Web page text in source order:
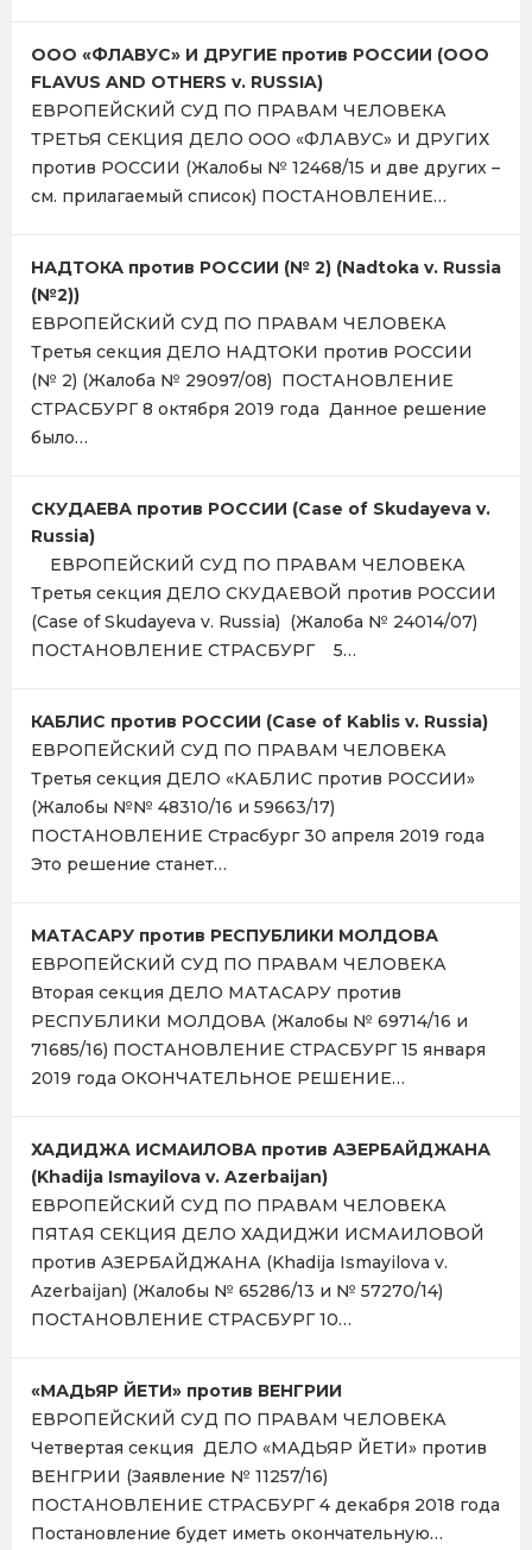
OOO «ФЛАВУС» И ДРУГИЕ против РОССИИ (OOO
FLAVUS AND OTHERS v. RUSSIA)
ЕВРОПЕЙСКИЙ СУД ПО ПРАВАМ ЧЕЛОВЕКА
ТРЕТЬЯ СЕКЦИЯ ДЕЛО OOO «ФЛАВУС» И ДРУГИХ
против РОССИИ (Жалобы № 12468/15 и две других –
см. прилагаемый список) ПОСТАНОВЛЕНИЕ…
НАДТОКА против РОССИИ (№ 2) (Nadtoka v. Russia
(№2))
ЕВРОПЕЙСКИЙ СУД ПО ПРАВАМ ЧЕЛОВЕКА
Третья секция ДЕЛО НАДТОКИ против РОССИИ
(№ 2) (Жалоба № 29097/08) ПОСТАНОВЛЕНИЕ
СТРАСБУРГ 8 октября 2019 года Данное решение
было…
СКУДАЕВА против РОССИИ (Case of Skudayeva v.
Russia)
ЕВРОПЕЙСКИЙ СУД ПО ПРАВАМ ЧЕЛОВЕКА
Третья секция ДЕЛО СКУДАЕВОЙ против РОССИИ
(Case of Skudayeva v. Russia) (Жалоба № 24014/07)
ПОСТАНОВЛЕНИЕ СТРАСБУРГ 5…
КАБЛИС против РОССИИ (Case of Kablis v. Russia)
ЕВРОПЕЙСКИЙ СУД ПО ПРАВАМ ЧЕЛОВЕКА
Третья секция ДЕЛО «КАБЛИС против РОССИИ»
(Жалобы №№ 48310/16 и 59663/17)
ПОСТАНОВЛЕНИЕ Страсбург 30 апреля 2019 года
Это решение станет…
МАТАСАРУ против РЕСПУБЛИКИ МОЛДОВА
ЕВРОПЕЙСКИЙ СУД ПО ПРАВАМ ЧЕЛОВЕКА
Вторая секция ДЕЛО МАТАСАРУ против
РЕСПУБЛИКИ МОЛДОВА (Жалобы № 69714/16 и
71685/16) ПОСТАНОВЛЕНИЕ СТРАСБУРГ 15 января
2019 года ОКОНЧАТЕЛЬНОЕ РЕШЕНИЕ…
ХАДИДЖA ИСМАИЛОВА против АЗЕРБАЙДЖАНА
(Khadija Ismayilova v. Azerbaijan)
ЕВРОПЕЙСКИЙ СУД ПО ПРАВАМ ЧЕЛОВЕКА
ПЯТАЯ СЕКЦИЯ ДЕЛО ХАДИДЖИ ИСМАИЛОВОЙ
против АЗЕРБАЙДЖАНА (Khadija Ismayilova v.
Azerbaijan) (Жалобы № 65286/13 и № 57270/14)
ПОСТАНОВЛЕНИЕ СТРАСБУРГ 10…
«МАДЬЯР ЙЕТИ» против ВЕНГРИИ
ЕВРОПЕЙСКИЙ СУД ПО ПРАВАМ ЧЕЛОВЕКА
Четвертая секция ДЕЛО «МАДЬЯР ЙЕТИ» против
ВЕНГРИИ (Заявление № 11257/16)
ПОСТАНОВЛЕНИЕ СТРАСБУРГ 4 декабря 2018 года
Постановление будет иметь окончательную…